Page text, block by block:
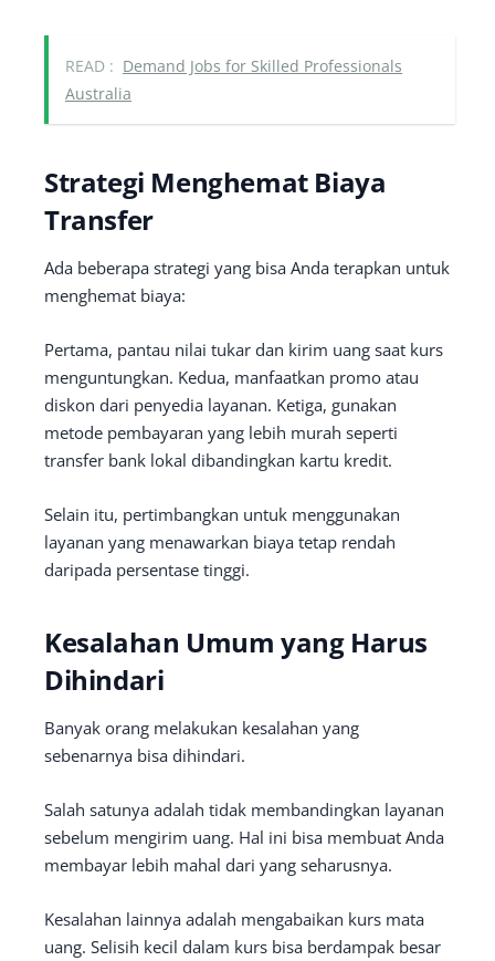
READ : Demand Jobs for Skilled Professionals
Australia
Strategi Menghemat Biaya
Transfer
Ada beberapa strategi yang bisa Anda terapkan untuk
menghemat biaya:
Pertama, pantau nilai tukar dan kirim uang saat kurs
menguntungkan. Kedua, manfaatkan promo atau
diskon dari penyedia layanan. Ketiga, gunakan
metode pembayaran yang lebih murah seperti
transfer bank lokal dibandingkan kartu kredit.
Selain itu, pertimbangkan untuk menggunakan
layanan yang menawarkan biaya tetap rendah
daripada persentase tinggi.
Kesalahan Umum yang Harus
Dihindari
Banyak orang melakukan kesalahan yang
sebenarnya bisa dihindari.
Salah satunya adalah tidak membandingkan layanan
sebelum mengirim uang. Hal ini bisa membuat Anda
membayar lebih mahal dari yang seharusnya.
Kesalahan lainnya adalah mengabaikan kurs mata
uang. Selisih kecil dalam kurs bisa berdampak besar